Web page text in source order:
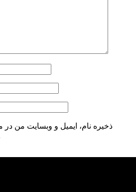
ذخیره نام، ایمیل و وبسایت من در